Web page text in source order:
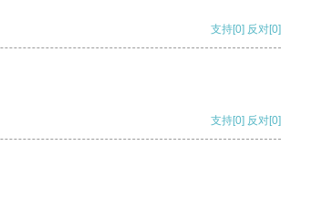
支持[0] 反对[0]
支持[0] 反对[0]